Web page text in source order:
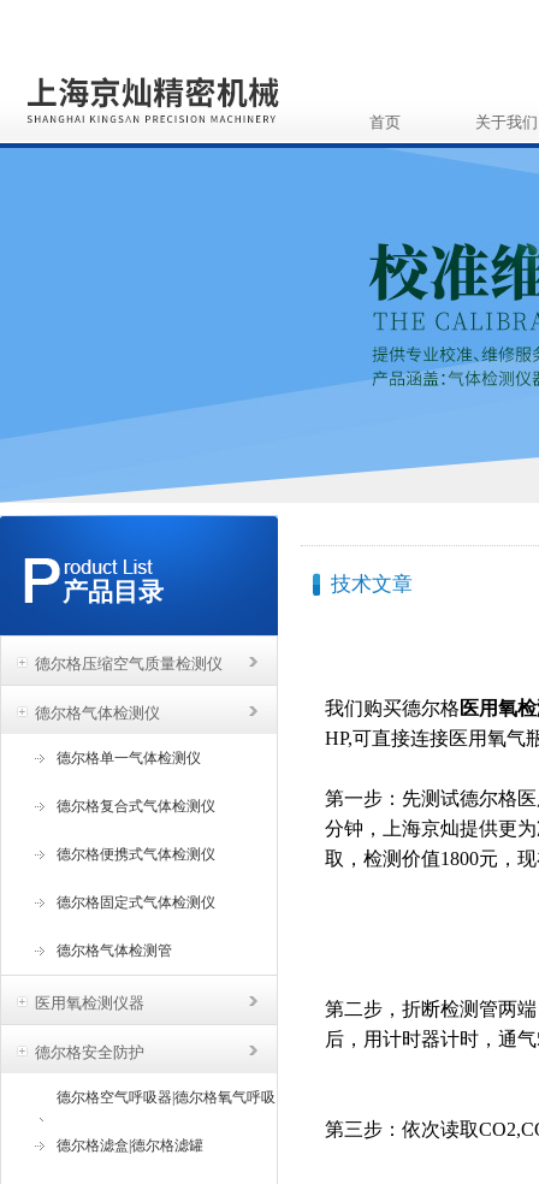
首页 关于我们
产品目录
德尔格压缩空气质量检测仪
德尔格气体检测仪
德尔格单一气体检测仪
德尔格复合式气体检测仪
德尔格便携式气体检测仪
德尔格固定式气体检测仪
德尔格气体检测管
医用氧检测仪器
德尔格安全防护
德尔格空气呼吸器|德尔格氧气呼吸
器
德尔格滤盒|德尔格滤罐
技术文章
我们购买德尔格 医用氧
HP,可直接连接医用氧气
第一步：先测试德尔格
分钟，上海京灿提供更
取，检测价值1800元，
第二步，折断检测管两
后，用计时器计时，通
第三步：依次读取